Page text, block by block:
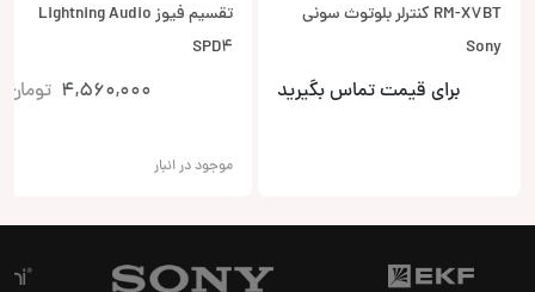
RM-X7BT کنترلر بلوتوث سونی
Sony
برای قیمت تماس بگیرید
تقسیم فیوز Lightning Audio
SPD4
4,560,000 تومان
موجود در انبار